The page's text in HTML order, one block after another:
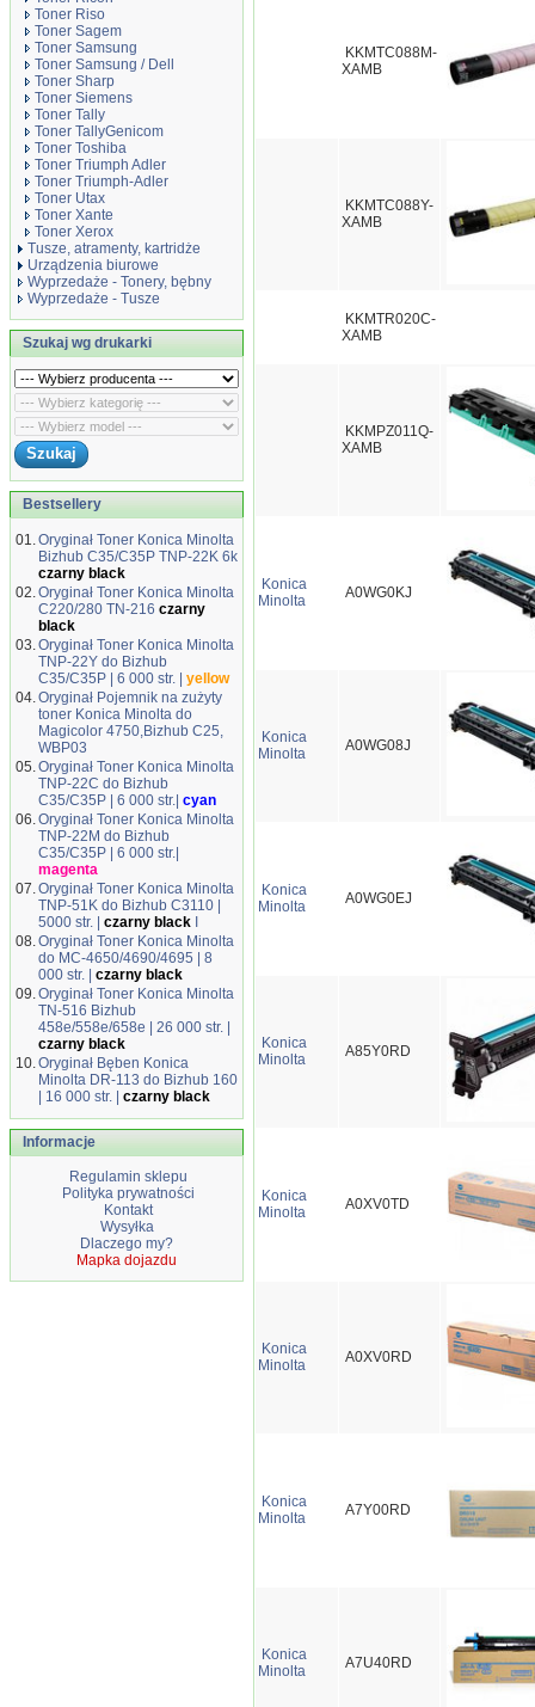
Toner Riso
Toner Sagem
Toner Samsung
Toner Samsung / Dell
Toner Sharp
Toner Siemens
Toner Tally
Toner TallyGenicom
Toner Toshiba
Toner Triumph Adler
Toner Triumph-Adler
Toner Utax
Toner Xante
Toner Xerox
Tusze, atramenty, kartridże
Urządzenia biurowe
Wyprzedaże - Tonery, bębny
Wyprzedaże - Tusze
Szukaj wg drukarki
Bestsellery
01.Oryginał Toner Konica Minolta
Bizhub C35/C35P TNP-22K 6k
czarny black
02.Oryginał Toner Konica Minolta
C220/280 TN-216 czarny
black
03.Oryginał Toner Konica Minolta
TNP-22Y do Bizhub
C35/C35P | 6 000 str. | yellow
04.Oryginał Pojemnik na zużyty
toner Konica Minolta do
Magicolor 4750,Bizhub C25,
WBP03
05.Oryginał Toner Konica Minolta
TNP-22C do Bizhub
C35/C35P | 6 000 str.| cyan
06.Oryginał Toner Konica Minolta
TNP-22M do Bizhub
C35/C35P | 6 000 str.|
magenta
07.Oryginał Toner Konica Minolta
TNP-51K do Bizhub C3110 |
5000 str. | czarny black
08.Oryginał Toner Konica Minolta
do MC-4650/4690/4695 | 8
000 str. | czarny black
09.Oryginał Toner Konica Minolta
TN-516 Bizhub
458e/558e/658e | 26 000 str. |
czarny black
10.Oryginał Bęben Konica
Minolta DR-113 do Bizhub 160
| 16 000 str. | czarny black
Informacje
Regulamin sklepu
Polityka prywatności
Kontakt
Wysyłka
Dlaczego my?
Mapka dojazdu
KKMTC088M-
XAMB
KKMTC088Y-
XAMB
KKMTR020C-
XAMB
KKMPZ011Q-
XAMB
Konica
Minolta
A0WG0KJ
Konica
Minolta
A0WG08J
Konica
Minolta
A0WG0EJ
Konica
Minolta
A85Y0RD
Konica
Minolta
A0XV0TD
Konica
Minolta
A0XV0RD
Konica
Minolta
A7Y00RD
Konica
Minolta
A7U40RD